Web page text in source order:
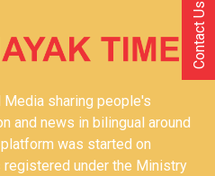
sharing people's
and news in bilingual around
was started on
under the Ministry
Contact Us